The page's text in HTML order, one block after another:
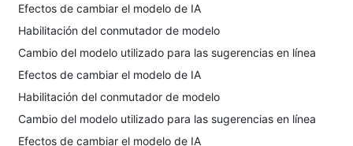
Efectos de cambiar el modelo de IA
Habilitación del conmutador de modelo
Cambio del modelo utilizado para las sugerencias en línea
Efectos de cambiar el modelo de IA
Habilitación del conmutador de modelo
Cambio del modelo utilizado para las sugerencias en línea
Efectos de cambiar el modelo de IA